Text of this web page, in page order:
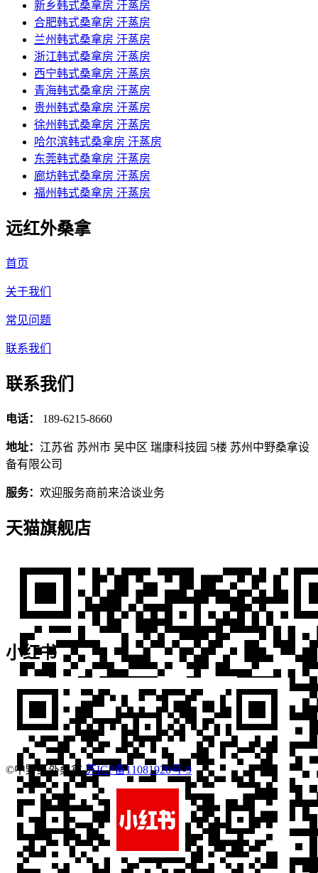
新乡韩式桑拿房 汗蒸房
合肥韩式桑拿房 汗蒸房
兰州韩式桑拿房 汗蒸房
浙江韩式桑拿房 汗蒸房
西宁韩式桑拿房 汗蒸房
青海韩式桑拿房 汗蒸房
贵州韩式桑拿房 汗蒸房
徐州韩式桑拿房 汗蒸房
哈尔滨韩式桑拿房 汗蒸房
东莞韩式桑拿房 汗蒸房
廊坊韩式桑拿房 汗蒸房
福州韩式桑拿房 汗蒸房
远红外桑拿
首页
关于我们
常见问题
联系我们
联系我们
电话： 189-6215-8660
地址： 江苏省 苏州市 吴中区 瑞康科技园 5楼 苏州中野桑拿设
备有限公司
服务： 欢迎服务商前来洽谈业务
天猫旗舰店
小红书
©中野红外桑拿苏ICP备11081920号-9